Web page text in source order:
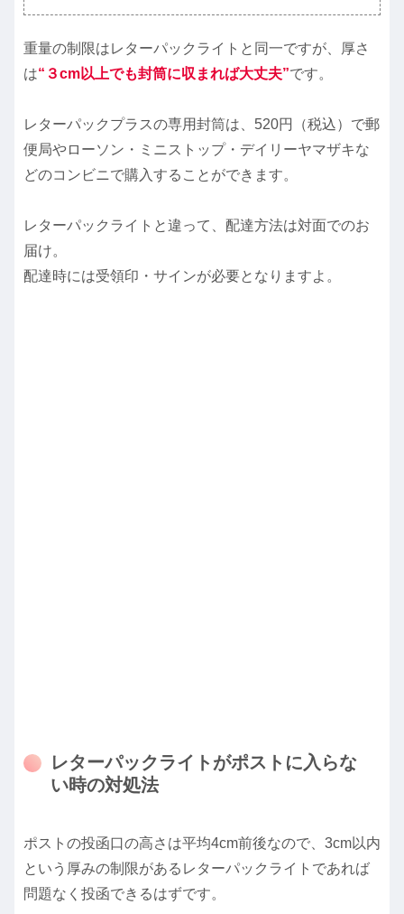
重量の制限はレターパックライトと同一ですが、厚さ
は“３cm以上でも封筒に収まれば大丈夫”です。
レターパックプラスの専用封筒は、520円（税込）で郵
便局やローソン・ミニストップ・デイリーヤマザキな
どのコンビニで購入することができます。
レターパックライトと違って、配達方法は対面でのお
届け。
配達時には受領印・サインが必要となりますよ。
レターパックライトがポストに入らな
い時の対処法
ポストの投函口の高さは平均4cm前後なので、3cm以内
という厚みの制限があるレターパックライトであれば
問題なく投函できるはずです。